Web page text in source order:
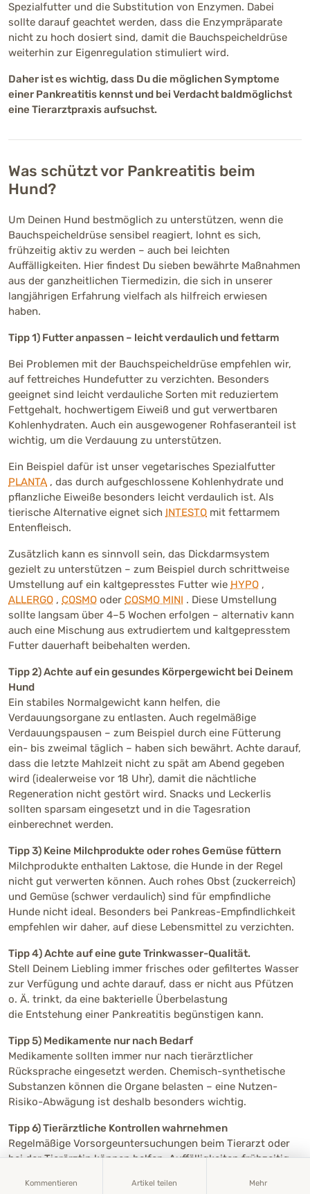
Spezialfutter und die Substitution von Enzymen. Dabei
sollte darauf geachtet werden, dass die Enzympräparate
nicht zu hoch dosiert sind, damit die Bauchspeicheldrüse
weiterhin zur Eigenregulation stimuliert wird.
Daher ist es wichtig, dass Du die möglichen Symptome
einer Pankreatitis kennst und bei Verdacht baldmöglichst
eine Tierarztpraxis aufsuchst.
Was schützt vor Pankreatitis beim
Hund?
Um Deinen Hund bestmöglich zu unterstützen, wenn die
Bauchspeicheldrüse sensibel reagiert, lohnt es sich,
frühzeitig aktiv zu werden – auch bei leichten
Auffälligkeiten. Hier findest Du sieben bewährte Maßnahmen
aus der ganzheitlichen Tiermedizin, die sich in unserer
langjährigen Erfahrung vielfach als hilfreich erwiesen
haben.
Tipp 1) Futter anpassen – leicht verdaulich und fettarm
Bei Problemen mit der Bauchspeicheldrüse empfehlen wir,
auf fettreiches Hundefutter zu verzichten. Besonders
geeignet sind leicht verdauliche Sorten mit reduziertem
Fettgehalt, hochwertigem Eiweiß und gut verwertbaren
Kohlenhydraten. Auch ein ausgewogener Rohfaseranteil ist
wichtig, um die Verdauung zu unterstützen.
Ein Beispiel dafür ist unser vegetarisches Spezialfutter
PLANTA , das durch aufgeschlossene Kohlenhydrate und
pflanzliche Eiweiße besonders leicht verdaulich ist. Als
tierische Alternative eignet sich INTESTO mit fettarmem
Entenfleisch.
Zusätzlich kann es sinnvoll sein, das Dickdarmsystem
gezielt zu unterstützen – zum Beispiel durch schrittweise
Umstellung auf ein kaltgepresstes Futter wie HYPO ,
ALLERGO , COSMO oder COSMO MINI . Diese Umstellung
sollte langsam über 4–5 Wochen erfolgen – alternativ kann
auch eine Mischung aus extrudiertem und kaltgepresstem
Futter dauerhaft beibehalten werden.
Tipp 2) Achte auf ein gesundes Körpergewicht bei Deinem
Hund
Ein stabiles Normalgewicht kann helfen, die
Verdauungsorgane zu entlasten. Auch regelmäßige
Verdauungspausen – zum Beispiel durch eine Fütterung
ein- bis zweimal täglich – haben sich bewährt. Achte darauf,
dass die letzte Mahlzeit nicht zu spät am Abend gegeben
wird (idealerweise vor 18 Uhr), damit die nächtliche
Regeneration nicht gestört wird. Snacks und Leckerlis
sollten sparsam eingesetzt und in die Tagesration
einberechnet werden.
Tipp 3) Keine Milchprodukte oder rohes Gemüse füttern
Milchprodukte enthalten Laktose, die Hunde in der Regel
nicht gut verwerten können. Auch rohes Obst (zuckerreich)
und Gemüse (schwer verdaulich) sind für empfindliche
Hunde nicht ideal. Besonders bei Pankreas-Empfindlichkeit
empfehlen wir daher, auf diese Lebensmittel zu verzichten.
Tipp 4) Achte auf eine gute Trinkwasser-Qualität.
Stell Deinem Liebling immer frisches oder gefiltertes Wasser
zur Verfügung und achte darauf, dass er nicht aus Pfützen
o. Ä. trinkt, da eine bakterielle Überbelastung
die Entstehung einer Pankreatitis begünstigen kann.
Tipp 5) Medikamente nur nach Bedarf
Medikamente sollten immer nur nach tierärztlicher
Rücksprache eingesetzt werden. Chemisch-synthetische
Substanzen können die Organe belasten – eine Nutzen-
Risiko-Abwägung ist deshalb besonders wichtig.
Tipp 6) Tierärztliche Kontrollen wahrnehmen
Regelmäßige Vorsorgeuntersuchungen beim Tierarzt oder
bei der Tierärztin können helfen, Auffälligkeiten frühzeitig
sollten je nach Gesundheitslage regelmäßig überprüft
Kommentieren Artikel teilen Mehr